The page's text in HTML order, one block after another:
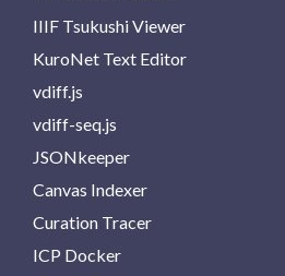
IIIF Tsukushi Viewer
KuroNet Text Editor
vdiff.js
vdiff-seq.js
JSONkeeper
Canvas Indexer
Curation Tracer
ICP Docker